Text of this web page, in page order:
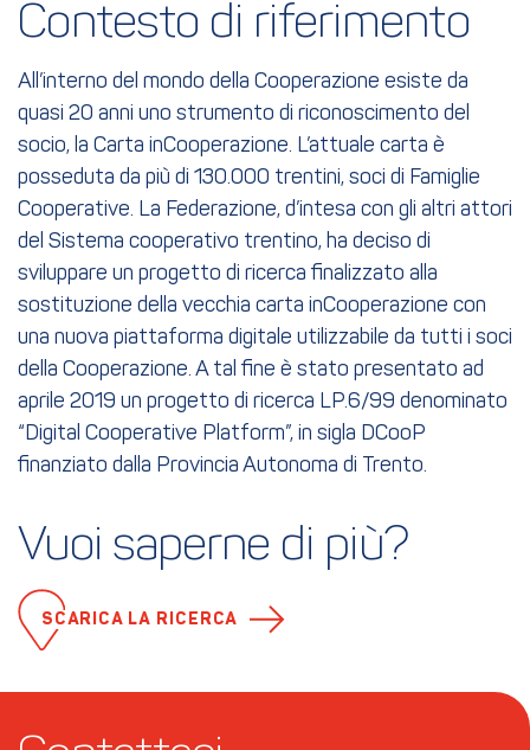
Contesto di riferimento
All’interno del mondo della Cooperazione esiste da
quasi 20 anni uno strumento di riconoscimento del
socio, la Carta inCooperazione. L’attuale carta è
posseduta da più di 130.000 trentini, soci di Famiglie
Cooperative. La Federazione, d’intesa con gli altri attori
del Sistema cooperativo trentino, ha deciso di
sviluppare un progetto di ricerca finalizzato alla
sostituzione della vecchia carta inCooperazione con
una nuova piattaforma digitale utilizzabile da tutti i soci
della Cooperazione. A tal fine è stato presentato ad
aprile 2019 un progetto di ricerca LP.6/99 denominato
“Digital Cooperative Platform”, in sigla DCooP
finanziato dalla Provincia Autonoma di Trento.
Vuoi saperne di più?
SCARICA LA RICERCA